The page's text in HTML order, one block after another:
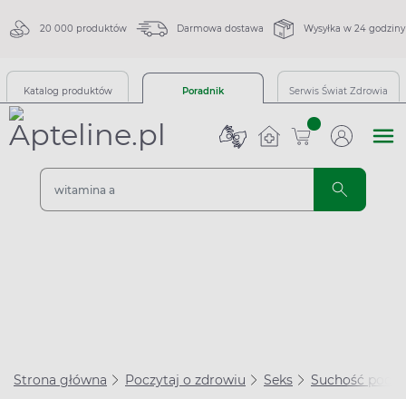
20 000 produktów Darmowa dostawa Wysyłka w 24 godziny
Katalog produktów Poradnik Serwis Świat Zdrowia
sztuk
Strona główna Poczytaj o zdrowiu Seks Suchość